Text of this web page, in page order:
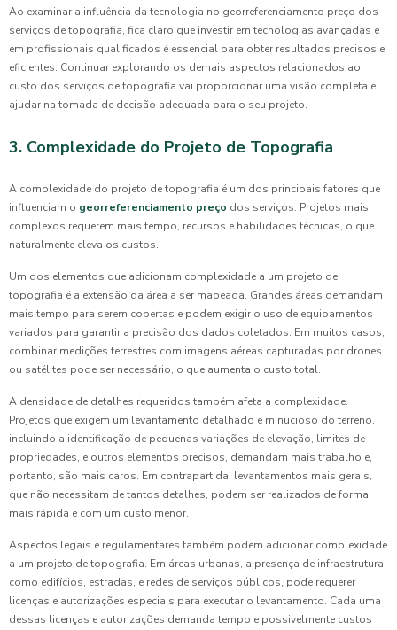
Ao examinar a influência da tecnologia no georreferenciamento preço dos
serviços de topografia, fica claro que investir em tecnologias avançadas e
em profissionais qualificados é essencial para obter resultados precisos e
eficientes. Continuar explorando os demais aspectos relacionados ao
custo dos serviços de topografia vai proporcionar uma visão completa e
ajudar na tomada de decisão adequada para o seu projeto.
3. Complexidade do Projeto de Topografia
A complexidade do projeto de topografia é um dos principais fatores que
influenciam o georreferenciamento preço dos serviços. Projetos mais
complexos requerem mais tempo, recursos e habilidades técnicas, o que
naturalmente eleva os custos.
Um dos elementos que adicionam complexidade a um projeto de
topografia é a extensão da área a ser mapeada. Grandes áreas demandam
mais tempo para serem cobertas e podem exigir o uso de equipamentos
variados para garantir a precisão dos dados coletados. Em muitos casos,
combinar medições terrestres com imagens aéreas capturadas por drones
ou satélites pode ser necessário, o que aumenta o custo total.
A densidade de detalhes requeridos também afeta a complexidade.
Projetos que exigem um levantamento detalhado e minucioso do terreno,
incluindo a identificação de pequenas variações de elevação, limites de
propriedades, e outros elementos precisos, demandam mais trabalho e,
portanto, são mais caros. Em contrapartida, levantamentos mais gerais,
que não necessitam de tantos detalhes, podem ser realizados de forma
mais rápida e com um custo menor.
Aspectos legais e regulamentares também podem adicionar complexidade
a um projeto de topografia. Em áreas urbanas, a presença de infraestrutura,
como edifícios, estradas, e redes de serviços públicos, pode requerer
licenças e autorizações especiais para executar o levantamento. Cada uma
dessas licenças e autorizações demanda tempo e possivelmente custos